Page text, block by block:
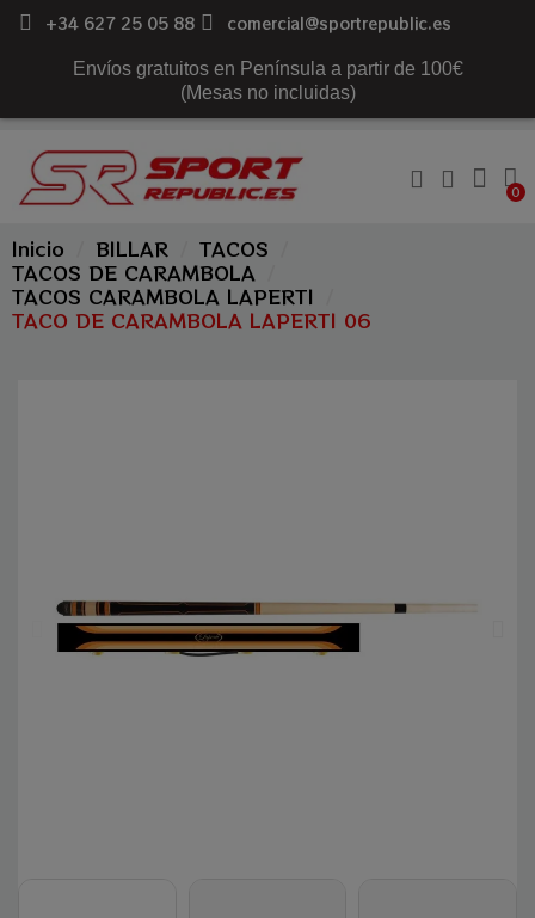
+34 627 25 05 88 comercial@sportrepublic.es
Envíos gratuitos en Península a partir de 100€
(Mesas no incluidas)
Inicio BILLAR
TACOS
TACOS DE CARAMBOLA
TACOS CARAMBOLA LAPERTI
TACO DE CARAMBOLA LAPERTI 06